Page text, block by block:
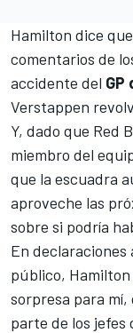
Hamilton dice
comentarios de
accidente del GP
Verstappen
Y, dado que Red
miembro del
que la escuadra
aproveche las
sobre si podría
En declaraciones
público,
sorpresa para mí,
parte de los jefes